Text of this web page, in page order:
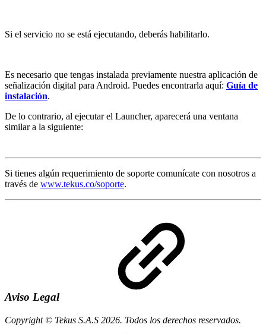
Si el servicio no se está ejecutando, deberás habilitarlo.
Es necesario que tengas instalada previamente nuestra aplicación de
señalización digital para Android. Puedes encontrarla aquí: Guía de
instalación.
De lo contrario, al ejecutar el Launcher, aparecerá una ventana
similar a la siguiente:
Si tienes algún requerimiento de soporte comunícate con nosotros a
través de www.tekus.co/soporte.
Aviso Legal
Copyright © Tekus S.A.S 2026. Todos los derechos reservados.